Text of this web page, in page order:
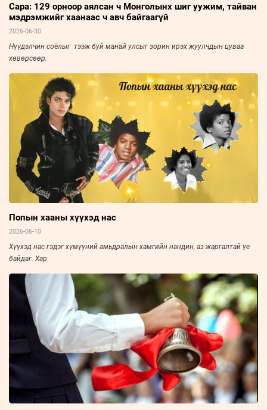
Сара: 129 орноор аялсан ч Монголынх шиг уужим, тайван
мэдрэмжийг хаанаас ч авч байгаагүй
2026-06-30
Нүүдэлчин соёлыг тээж буй манай улсыг зорин ирэх жуулчдын цуваа
хөвөрсөөр.
Попын хааны хүүхэд нас
2026-06-10
Хүүхэд нас гэдэг хүмүүний амьдралын хамгийн нандин, аз жаргалтай үе
байдаг. Хар